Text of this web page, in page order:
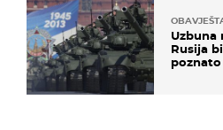
Uzbuna
Rusija